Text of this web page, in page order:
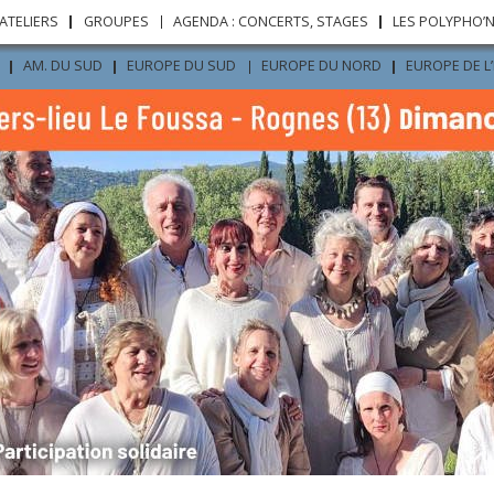
Aller au
principal
ATELIERS GROUPES AGENDA : CONCERTS, STAGES LES
AM. DU SUD EUROPE DU SUD EUROPE DU NORD EUROPE DE